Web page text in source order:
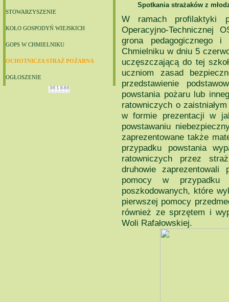
STOWARZYSZENIE
KOŁO GOSPODYŃ WIEJSKICH
GOPS W CHMIELNIKU
OCHOTNICZA STRAŻ POŻARNA
OGŁOSZENIE
Spotkania strażaków z
W ramach profilaktyki
Operacyjno-Technicznej
grona pedagogicznego
Chmielniku w dniu 5
uczęszczającą do tej
uczniom zasad
przedstawienie
powstania pożaru lub
ratowniczych o
w formie prezentacji w
powstawaniu
zaprezentowane także
przypadku powstania
ratowniczych przez
druhowie zaprezentowali
pomocy w
poszkodowanych, które
pierwszej pomocy
również ze sprzętem i
Woli Rafałowskiej.